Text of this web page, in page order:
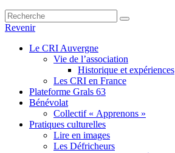
Revenir
Le CRI Auvergne
Vie de l’association
Historique et expériences
Les CRI en France
Plateforme Grals 63
Bénévolat
Collectif « Apprenons »
Pratiques culturelles
Lire en images
Les Défricheurs